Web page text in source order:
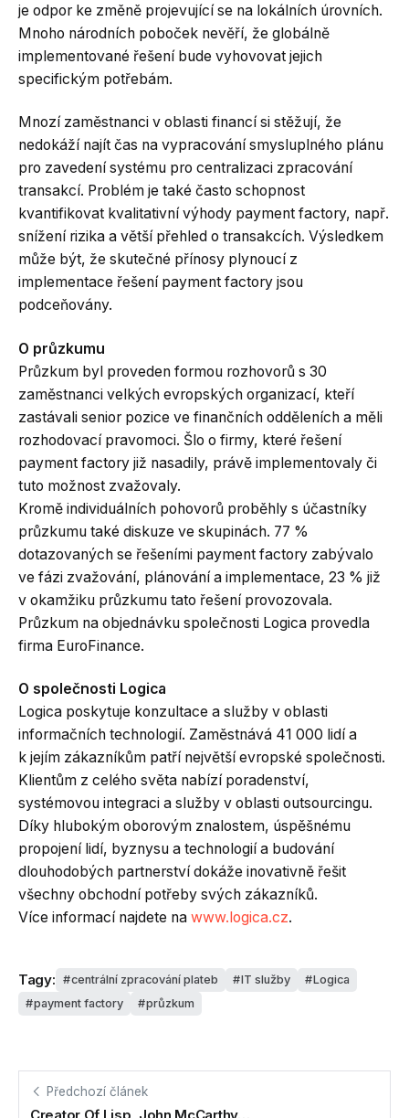
je odpor ke změně projevující se na lokálních úrovních.
Mnoho národních poboček nevěří, že globálně
implementované řešení bude vyhovovat jejich
specifickým potřebám.
Mnozí zaměstnanci v oblasti financí si stěžují, že
nedokáží najít čas na vypracování smysluplného plánu
pro zavedení systému pro centralizaci zpracování
transakcí. Problém je také často schopnost
kvantifikovat kvalitativní výhody payment factory, např.
snížení rizika a větší přehled o transakcích. Výsledkem
může být, že skutečné přínosy plynoucí z
implementace řešení payment factory jsou
podceňovány.
O průzkumu
Průzkum byl proveden formou rozhovorů s 30
zaměstnanci velkých evropských organizací, kteří
zastávali senior pozice ve finančních odděleních a měli
rozhodovací pravomoci. Šlo o firmy, které řešení
payment factory již nasadily, právě implementovaly či
tuto možnost zvažovaly.
Kromě individuálních pohovorů proběhly s účastníky
průzkumu také diskuze ve skupinách. 77 %
dotazovaných se řešeními payment factory zabývalo
ve fázi zvažování, plánování a implementace, 23 % již
v okamžiku průzkumu tato řešení provozovala.
Průzkum na objednávku společnosti Logica provedla
firma EuroFinance.
O společnosti Logica
Logica poskytuje konzultace a služby v oblasti
informačních technologií. Zaměstnává 41 000 lidí a
k jejím zákazníkům patří největší evropské společnosti.
Klientům z celého světa nabízí poradenství,
systémovou integraci a služby v oblasti outsourcingu.
Díky hlubokým oborovým znalostem, úspěšnému
propojení lidí, byznysu a technologií a budování
dlouhodobých partnerství dokáže inovativně řešit
všechny obchodní potřeby svých zákazníků.
Více informací najdete na www.logica.cz.
Tagy: centrální zpracování plateb IT služby
Logica
payment factory
průzkum
Předchozí článek